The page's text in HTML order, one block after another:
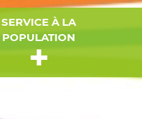
SERVICE À LA
POPULATION